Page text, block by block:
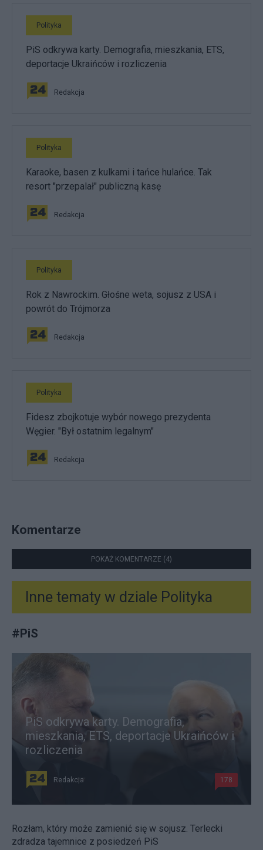
Polityka
PiS odkrywa karty. Demografia, mieszkania, ETS,
deportacje Ukraińców i rozliczenia
Redakcja
Polityka
Karaoke, basen z kulkami i tańce hulańce. Tak
resort "przepalał" publiczną kasę
Redakcja
Polityka
Rok z Nawrockim. Głośne weta, sojusz z USA i
powrót do Trójmorza
Redakcja
Polityka
Fidesz zbojkotuje wybór nowego prezydenta
Węgier. "Był ostatnim legalnym"
Redakcja
Komentarze
POKAŻ KOMENTARZE (4)
Inne tematy w dziale Polityka
#PiS
PiS odkrywa karty. Demografia,
mieszkania, ETS, deportacje Ukraińców i
rozliczenia
Redakcja 178
Rozłam, który może zamienić się w sojusz. Terlecki
zdradza tajemnice z posiedzeń PiS